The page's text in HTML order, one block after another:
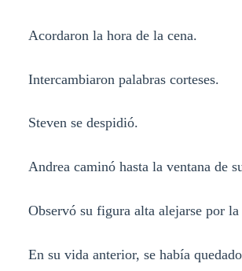
Acordaron la hora de la cena.
Intercambiaron palabras corteses.
Steven se despidió.
Andrea caminó hasta la ventana de
Observó su figura alta alejarse por la
En su vida anterior, se había